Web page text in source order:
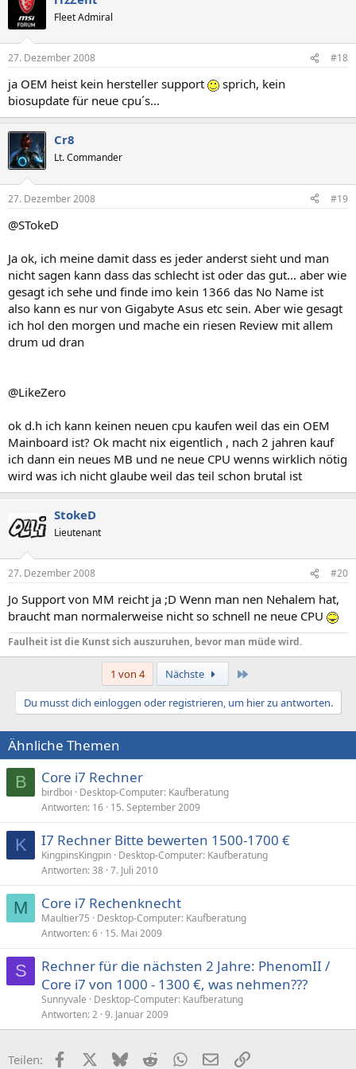
Fleet Admiral
27. Dezember 2008 #18
ja OEM heist kein hersteller support
sprich, kein
biosupdate für neue cpu´s...
Cr8
Lt. Commander
27. Dezember 2008 #19
@STokeD
Ja ok, ich meine damit dass es jeder anderst sieht und man
nicht sagen kann dass das schlecht ist oder das gut... aber wie
gesagt ich sehe und finde imo kein 1366 das No Name ist
also kann es nur von Gigabyte Asus etc sein. Aber wie gesagt
ich hol den morgen und mache ein riesen Review mit allem
drum ud dran
@LikeZero
ok d.h ich kann keinen neuen cpu kaufen weil das ein OEM
Mainboard ist? Ok macht nix eigentlich , nach 2 jahren kauf
ich dann ein neues MB und ne neue CPU wenns wirklich nötig
wird was ich nicht glaube weil das teil schon brutal ist
StokeD
Lieutenant
27. Dezember 2008 #20
Jo Support von MM reicht ja ;D Wenn man nen Nehalem hat,
braucht man normalerweise nicht so schnell ne neue CPU
Faulheit ist die Kunst sich auszuruhen, bevor man müde wird.
1 von 4 Nächste
Du musst dich einloggen oder registrieren, um hier zu antworten.
Ähnliche Themen
B Core i7 Rechner
birdboi
Desktop-Computer: Kaufberatung
Antworten 16 15. September 2009
K I7 Rechner Bitte bewerten 1500-1700 €
KingpinsKingpin Desktop-Computer: Kaufberatung
Antworten 38 7. Juli 2010
M Core i7 Rechenknecht
Maultier75
Desktop-Computer: Kaufberatung
Antworten 6 15. Mai 2009
S
Rechner für die nächsten 2 Jahre: PhenomII /
Core i7 von 1000 - 1300 €, was nehmen???
Sunnyvale
Desktop-Computer: Kaufberatung
Antworten 2 9. Januar 2009
Teilen: FacebookX (Twitter)
BlueskyRedditWhatsApp
E-MailLink